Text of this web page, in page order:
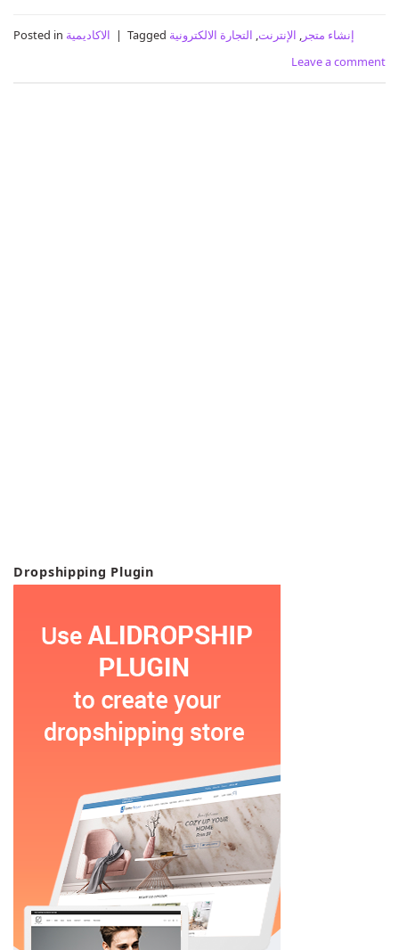
Posted in الاكاديمية | Tagged إنشاء متجر , الإنترنت, التجارة الالكترونية
Leave a comment
Dropshipping Plugin